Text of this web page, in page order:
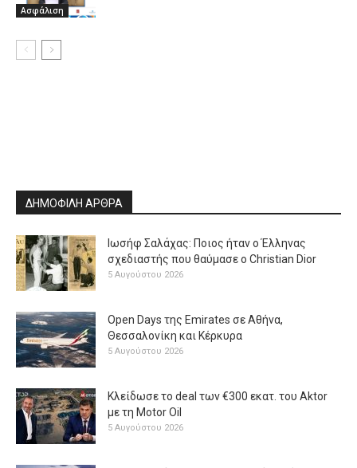
Ασφάλιση
ΔΗΜΟΦΙΛΗ ΑΡΘΡΑ
Ιωσήφ Σαλάχας: Ποιος ήταν ο Έλληνας
σχεδιαστής που θαύμασε ο Christian Dior
5 Αυγούστου 2026
Open Days της Emirates σε Αθήνα,
Θεσσαλονίκη και Κέρκυρα
5 Αυγούστου 2026
Κλείδωσε το deal των €300 εκατ. του Aktor
με τη Μotor Oil
5 Αυγούστου 2026